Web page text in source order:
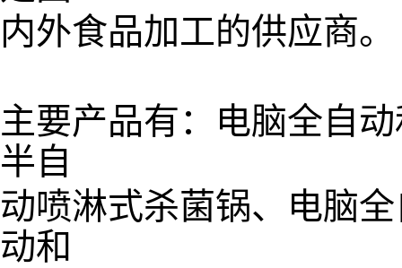
内外食品加工的供应商。
主要产品有：电脑全自
半自
动喷淋式杀菌锅、电脑
动和